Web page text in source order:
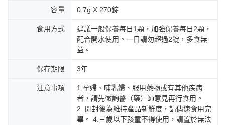
容量 0.7g X 270錠
食用方式
建議一般保養每日1顆，加強保養每日2顆，
配合開水使用。一日請勿超過2錠，多食無
益。
保存期限 3年
注意事項
1.孕婦、哺乳婦、服用藥物或有其他疾病
者，請先徵詢醫（藥）師意見再行食用。
2..開封後為維持產品新鮮度，請儘速食用完
畢。 4.三歲以下孩童不得使用，請置於無法